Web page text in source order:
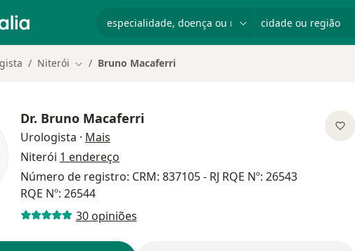
Niterói Mudar de cidade
Bruno Macaferri
Dr. Bruno Macaferri
Urologista · Mais
Niterói 1 endereço
Número de registro: CRM: 837105 - RJ RQE Nº: 26543
RQE Nº: 26544
30 opiniões